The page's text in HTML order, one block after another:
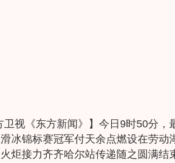
《东方新闻》】今日9时50分，
冰锦标赛冠军付天余点燃设在劳动
炬接力齐齐哈尔站传递随之圆满结